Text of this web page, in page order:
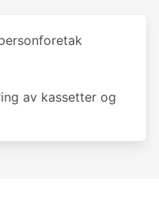
av kassetter og